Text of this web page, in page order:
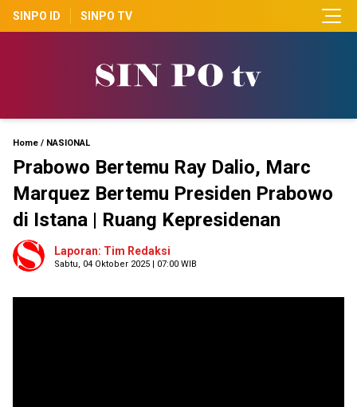
SINPO ID SINPO TV
Home / NASIONAL
Prabowo Bertemu Ray Dalio, Marc
Marquez Bertemu Presiden Prabowo
di Istana | Ruang Kepresidenan
Laporan: Tim Redaksi
Sabtu, 04 Oktober 2025 | 07:00 WIB